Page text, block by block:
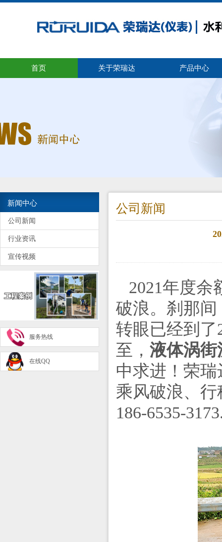
首页 关于荣瑞达 产品中心
新闻中心
公司新闻
行业资讯
宣传视频
服务热线
在线QQ
公司新闻
2021年度余
破浪。 刹那间
转眼已经到了
至， 液体涡街
中求进！荣
乘风破浪、
186-6535-